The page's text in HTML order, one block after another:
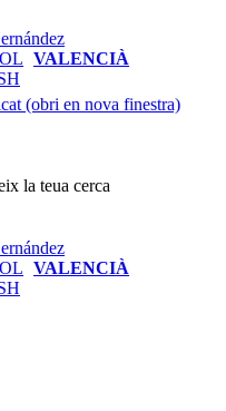
VALENCIÀ
(obri en nova finestra)
la teua cerca
VALENCIÀ